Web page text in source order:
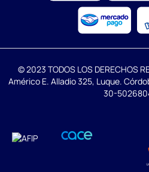
© 2023 TODOS LOS DERECHOS
Américo E. Alladio 325, Luque.
30-